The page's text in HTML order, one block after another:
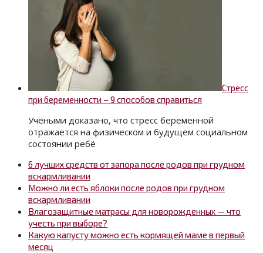
Стресс
при беременности – 9 способов справиться
Учёными доказано, что стресс беременной
отражается на физическом и будущем социальном
состоянии ребё
6 лучших средств от запора после родов при грудном
вскармливании
Можно ли есть яблоки после родов при грудном
вскармливании
Влагозащитные матрасы для новорожденных — что
учесть при выборе?
Какую капусту можно есть кормящей маме в первый
месяц